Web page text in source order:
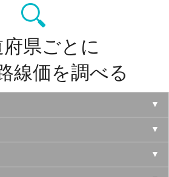
県ごとに
線価を調べる